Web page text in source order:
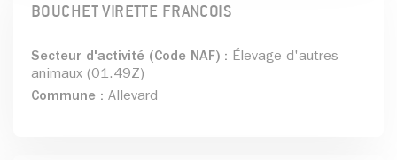
BOUCHET VIRETTE FRANCOIS
Secteur d'activité (Code NAF) : Élevage d'autres
animaux (01.49Z)
Commune : Allevard